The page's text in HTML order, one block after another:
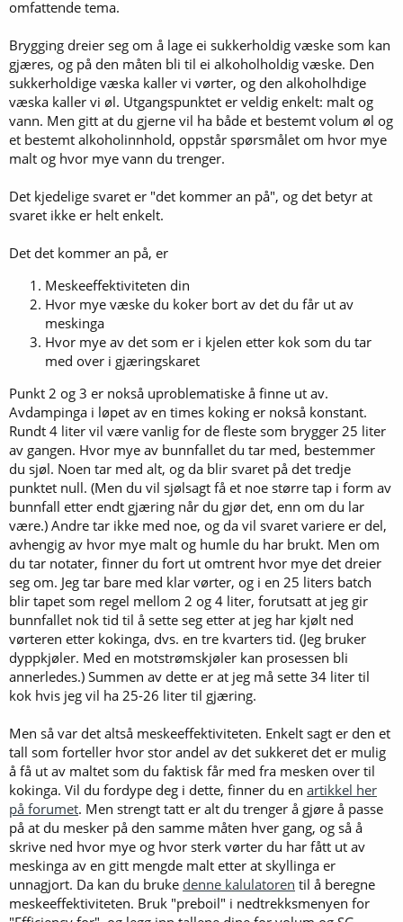
omfattende tema.
Brygging dreier seg om å lage ei sukkerholdig væske som kan
gjæres, og på den måten bli til ei alkoholholdig væske. Den
sukkerholdige væska kaller vi vørter, og den alkoholhdige
væska kaller vi øl. Utgangspunktet er veldig enkelt: malt og
vann. Men gitt at du gjerne vil ha både et bestemt volum øl og
et bestemt alkoholinnhold, oppstår spørsmålet om hvor mye
malt og hvor mye vann du trenger.
Det kjedelige svaret er "det kommer an på", og det betyr at
svaret ikke er helt enkelt.
Det det kommer an på, er
Meskeeffektiviteten din
Hvor mye væske du koker bort av det du får ut av
meskinga
Hvor mye av det som er i kjelen etter kok som du tar
med over i gjæringskaret
Punkt 2 og 3 er nokså uproblematiske å finne ut av.
Avdampinga i løpet av en times koking er nokså konstant.
Rundt 4 liter vil være vanlig for de fleste som brygger 25 liter
av gangen. Hvor mye av bunnfallet du tar med, bestemmer
du sjøl. Noen tar med alt, og da blir svaret på det tredje
punktet null. (Men du vil sjølsagt få et noe større tap i form av
bunnfall etter endt gjæring når du gjør det, enn om du lar
være.) Andre tar ikke med noe, og da vil svaret variere er del,
avhengig av hvor mye malt og humle du har brukt. Men om
du tar notater, finner du fort ut omtrent hvor mye det dreier
seg om. Jeg tar bare med klar vørter, og i en 25 liters batch
blir tapet som regel mellom 2 og 4 liter, forutsatt at jeg gir
bunnfallet nok tid til å sette seg etter at jeg har kjølt ned
vørteren etter kokinga, dvs. en tre kvarters tid. (Jeg bruker
dyppkjøler. Med en motstrømskjøler kan prosessen bli
annerledes.) Summen av dette er at jeg må sette 34 liter til
kok hvis jeg vil ha 25-26 liter til gjæring.
Men så var det altså meskeeffektiviteten. Enkelt sagt er den et
tall som forteller hvor stor andel av det sukkeret det er mulig
å få ut av maltet som du faktisk får med fra mesken over til
kokinga. Vil du fordype deg i dette, finner du en artikkel her
på forumet. Men strengt tatt er alt du trenger å gjøre å passe
på at du mesker på den samme måten hver gang, og så å
skrive ned hvor mye og hvor sterk vørter du har fått ut av
meskinga av en gitt mengde malt etter at skyllinga er
unnagjort. Da kan du bruke denne kalulatoren til å beregne
meskeeffektiviteten. Bruk "preboil" i nedtrekksmenyen for